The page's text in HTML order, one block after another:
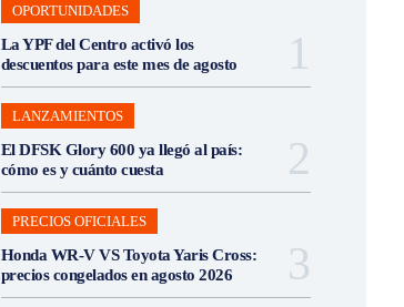
OPORTUNIDADES
La YPF del Centro activó los
descuentos para este mes de agosto
LANZAMIENTOS
El DFSK Glory 600 ya llegó al país:
cómo es y cuánto cuesta
PRECIOS OFICIALES
Honda WR-V VS Toyota Yaris Cross:
precios congelados en agosto 2026